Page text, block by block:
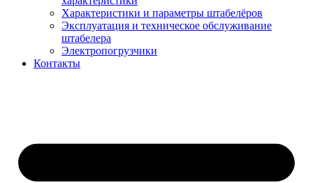
Характеристики и параметры штабелёров
Эксплуатация и техническое обслуживание
штабелера
Электропогрузчики
Контакты